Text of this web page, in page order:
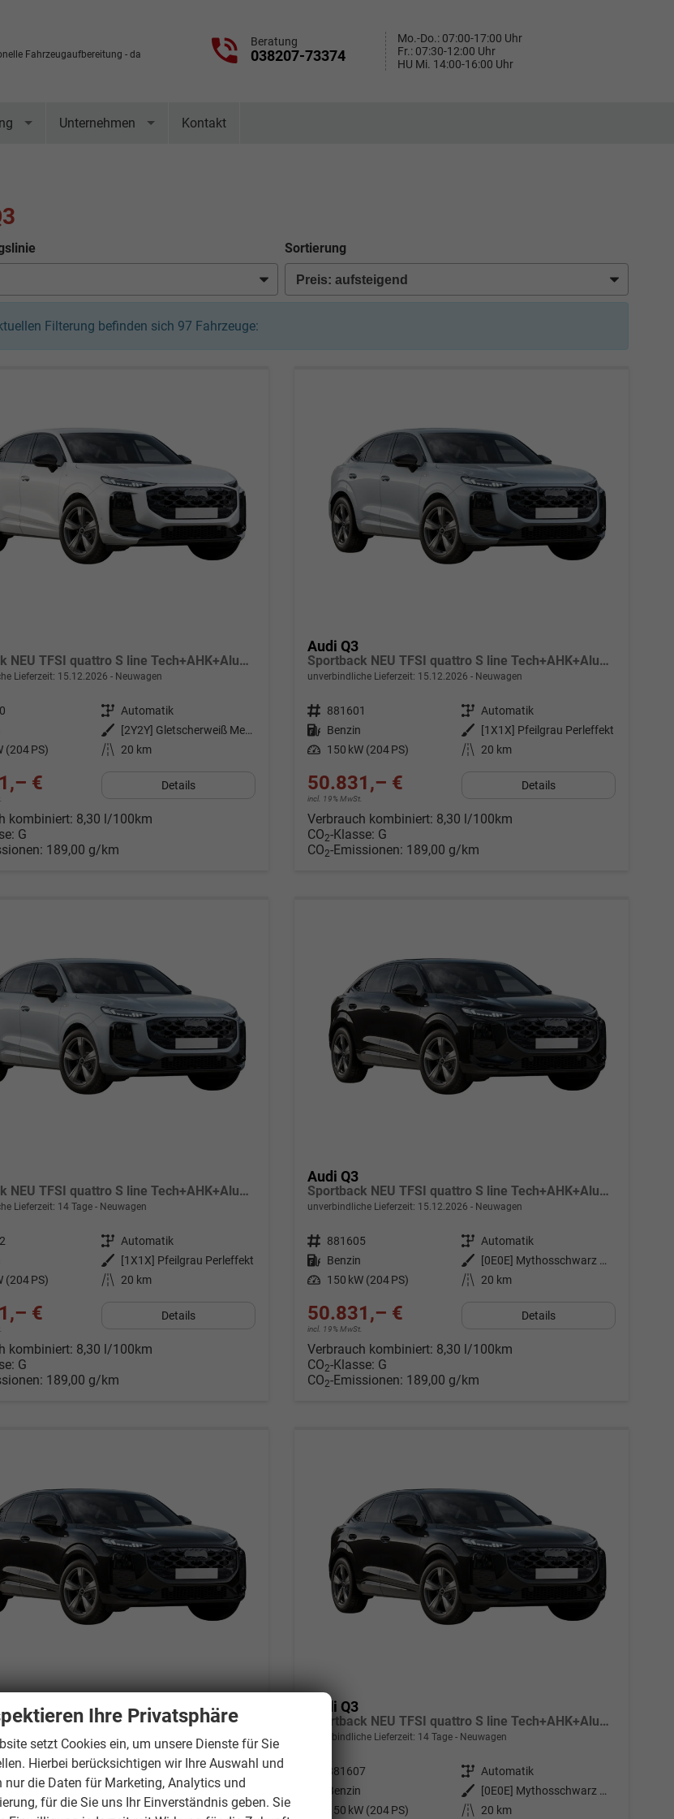
Fahrzeugaufbereitung - da
Beratung
038207-73374
Mo.-Do.: 07:00-17:00 Uhr
Fr.: 07:30-12:00 Uhr
HU Mi. 14:00-16:00 Uhr
Unternehmen Kontakt
Sortierung
Filterung befinden sich 97 Fahrzeuge:
Sportback NEU TFSI quattro S line Tech+AHK+Alu19+LEDplus+KlimaPlus+ExtSchwarz
Lieferzeit: 15.12.2026 Neuwagen
Getriebe Automatik
Außenfarbe
[2Y2Y] Gletscherweiß Metallic
(204 PS) Kilometerstand 20 km
€ Details
kombiniert: 8,30 l/100km
G
189,00 g/km
Audi Q3
Sportback NEU TFSI quattro S line Tech+AHK+Alu19+LEDplus+KlimaPlus+ExtSchwarz
unverbindliche Lieferzeit: 15.12.2026 Neuwagen
Fahrzeugnr. 881601 Getriebe Automatik
Kraftstoff Benzin Außenfarbe
[1X1X] Pfeilgrau Perleffekt
Leistung 150 kW (204 PS) Kilometerstand 20 km
50.831,– €
incl. 19% MwSt.
Details
Verbrauch kombiniert: 8,30 l/100km
CO2-Klasse: G
CO2-Emissionen: 189,00 g/km
Sportback NEU TFSI quattro S line Tech+AHK+Alu19+LEDplus+KlimaPlus+ExtSchwarz
Lieferzeit: 14 Tage Neuwagen
Getriebe Automatik
Außenfarbe
[1X1X] Pfeilgrau Perleffekt
(204 PS) Kilometerstand 20 km
€ Details
kombiniert: 8,30 l/100km
G
189,00 g/km
Audi Q3
Sportback NEU TFSI quattro S line Tech+AHK+Alu19+LEDplus+KlimaPlus+ExtSchwarz
unverbindliche Lieferzeit: 15.12.2026 Neuwagen
Fahrzeugnr. 881605 Getriebe Automatik
Kraftstoff Benzin Außenfarbe
[0E0E] Mythosschwarz Metallic
Leistung 150 kW (204 PS) Kilometerstand 20 km
50.831,– €
incl. 19% MwSt.
Details
Verbrauch kombiniert: 8,30 l/100km
CO2-Klasse: G
CO2-Emissionen: 189,00 g/km
Lieferzeit: 14 Tage Neuwagen
Getriebe Automatik
Außenfarbe
[0E0E] Mythosschwarz Metallic
(204 PS) Kilometerstand 20 km
Audi Q3
Sportback NEU TFSI quattro S line Tech+AHK+Alu19+LEDplus+KlimaPlus+ExtSchwarz
unverbindliche Lieferzeit: 14 Tage Neuwagen
881607 Getriebe Automatik
Benzin Außenfarbe
[0E0E] Mythosschwarz Metallic
150 kW (204 PS) Kilometerstand 20 km
Ihre Privatsphäre
setzt Cookies ein, um unsere Dienste für Sie
Hierbei berücksichtigen wir Ihre Auswahl und
nur die Daten für Marketing, Analytics und
für die Sie uns Ihr Einverständnis geben. Sie